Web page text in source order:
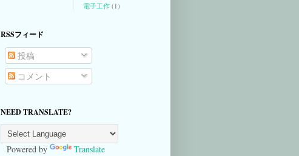
電子工作 (1)
RSSフィード
投稿
コメント
NEED TRANSLATE?
Powered by Translate